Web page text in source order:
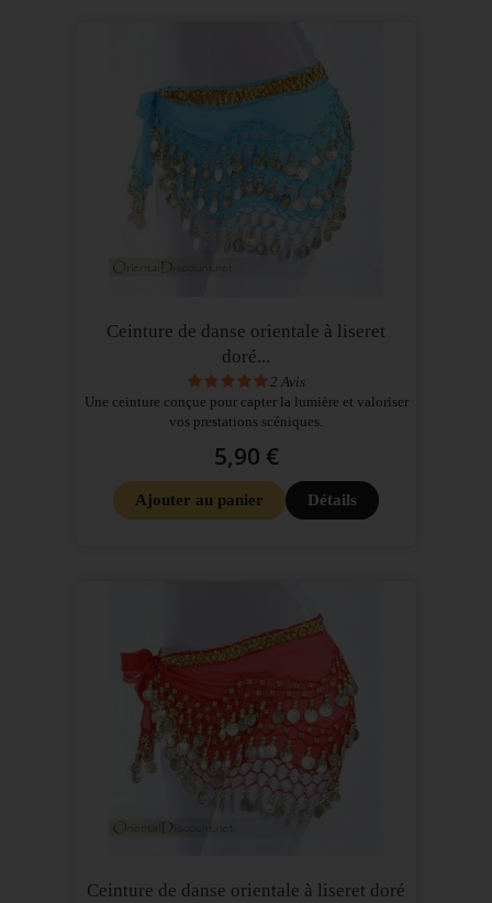
Ceinture de danse orientale à liseret
doré...
2 Avis
Une ceinture conçue pour capter la lumière et valoriser
vos prestations scéniques.
5,90 €
Ajouter au panier Détails
Ceinture de danse orientale à liseret doré